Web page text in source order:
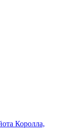
Королла,